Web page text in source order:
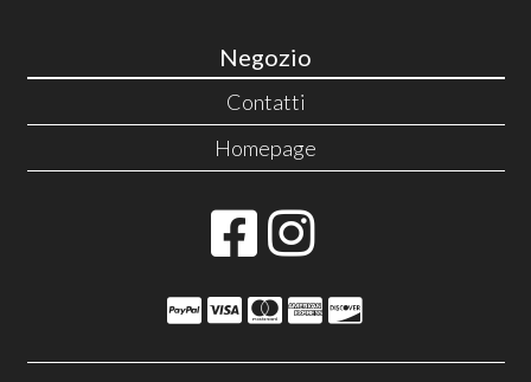
Negozio
Contatti
Homepage